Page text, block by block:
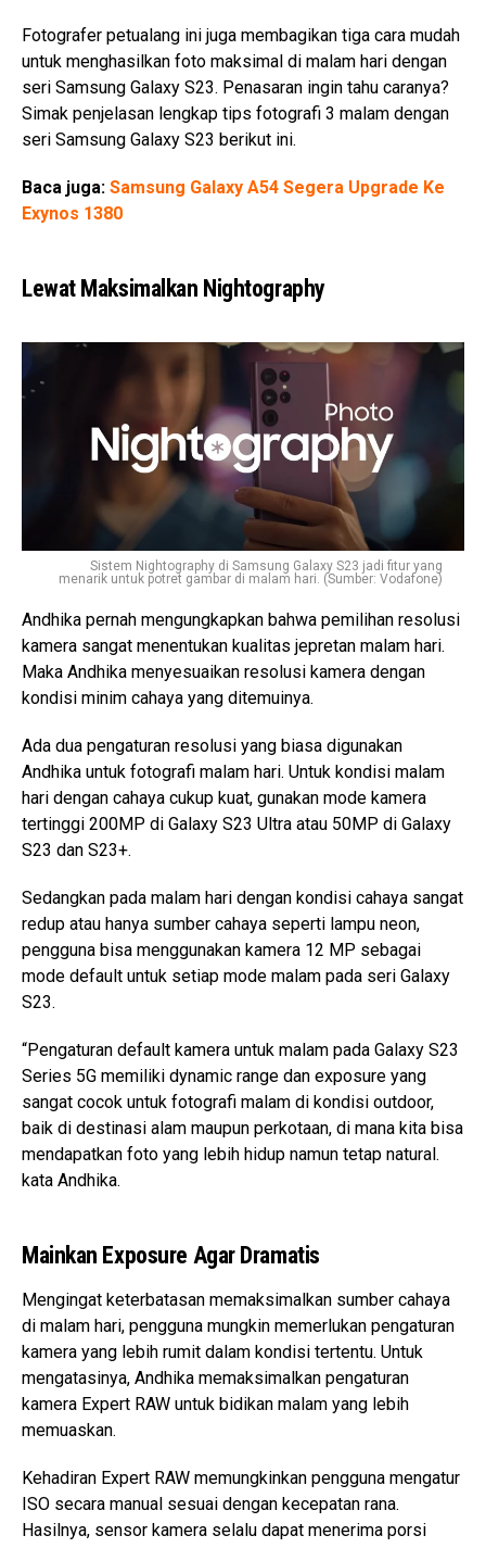
Fotografer petualang ini juga membagikan tiga cara mudah
untuk menghasilkan foto maksimal di malam hari dengan
seri Samsung Galaxy S23. Penasaran ingin tahu caranya?
Simak penjelasan lengkap tips fotografi 3 malam dengan
seri Samsung Galaxy S23 berikut ini.
Baca juga: Samsung Galaxy A54 Segera Upgrade Ke
Exynos 1380
Lewat Maksimalkan Nightography
Sistem Nightography di Samsung Galaxy S23 jadi fitur yang
menarik untuk potret gambar di malam hari. (Sumber: Vodafone)
Andhika pernah mengungkapkan bahwa pemilihan resolusi
kamera sangat menentukan kualitas jepretan malam hari.
Maka Andhika menyesuaikan resolusi kamera dengan
kondisi minim cahaya yang ditemuinya.
Ada dua pengaturan resolusi yang biasa digunakan
Andhika untuk fotografi malam hari. Untuk kondisi malam
hari dengan cahaya cukup kuat, gunakan mode kamera
tertinggi 200MP di Galaxy S23 Ultra atau 50MP di Galaxy
S23 dan S23+.
Sedangkan pada malam hari dengan kondisi cahaya sangat
redup atau hanya sumber cahaya seperti lampu neon,
pengguna bisa menggunakan kamera 12 MP sebagai
mode default untuk setiap mode malam pada seri Galaxy
S23.
“Pengaturan default kamera untuk malam pada Galaxy S23
Series 5G memiliki dynamic range dan exposure yang
sangat cocok untuk fotografi malam di kondisi outdoor,
baik di destinasi alam maupun perkotaan, di mana kita bisa
mendapatkan foto yang lebih hidup namun tetap natural.
kata Andhika.
Mainkan Exposure Agar Dramatis
Mengingat keterbatasan memaksimalkan sumber cahaya
di malam hari, pengguna mungkin memerlukan pengaturan
kamera yang lebih rumit dalam kondisi tertentu. Untuk
mengatasinya, Andhika memaksimalkan pengaturan
kamera Expert RAW untuk bidikan malam yang lebih
memuaskan.
Kehadiran Expert RAW memungkinkan pengguna mengatur
ISO secara manual sesuai dengan kecepatan rana.
Hasilnya, sensor kamera selalu dapat menerima porsi